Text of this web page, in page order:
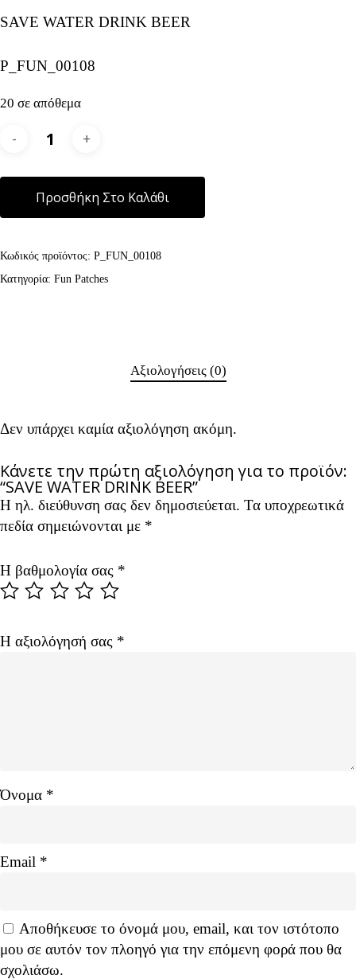
SAVE WATER DRINK BEER
P_FUN_00108
20 σε απόθεμα
Προσθήκη Στο Καλάθι
Κωδικός προϊόντος: P_FUN_00108
Κατηγορία: Fun Patches
Αξιολογήσεις (0)
Δεν υπάρχει καμία αξιολόγηση ακόμη.
Κάνετε την πρώτη αξιολόγηση για το προϊόν:
“SAVE WATER DRINK BEER”
Η ηλ. διεύθυνση σας δεν δημοσιεύεται. Τα υποχρεωτικά
πεδία σημειώνονται με *
Η βαθμολογία σας *
Η αξιολόγησή σας *
Όνομα *
Email *
Αποθήκευσε το όνομά μου, email, και τον ιστότοπο
μου σε αυτόν τον πλοηγό για την επόμενη φορά που θα
σχολιάσω.
Alternative: